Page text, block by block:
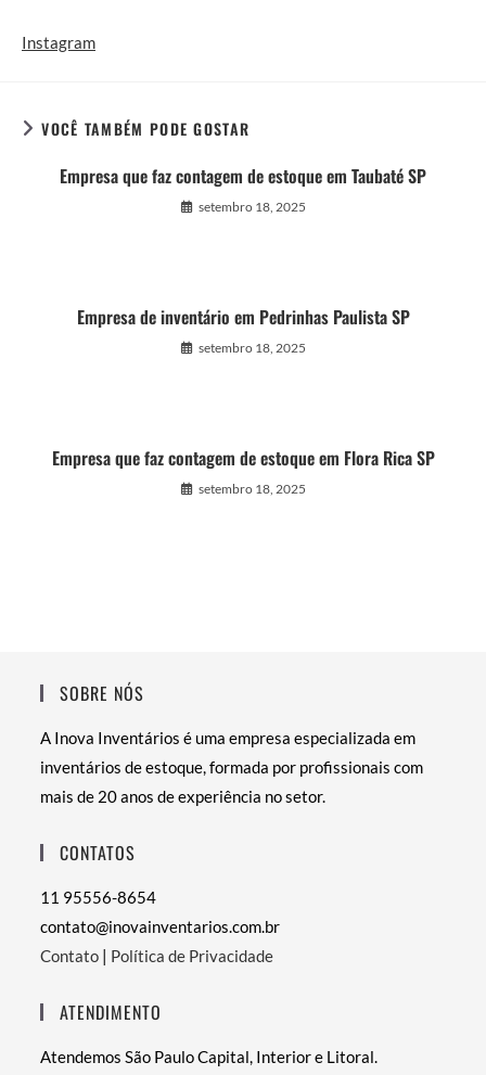
Instagram
VOCÊ TAMBÉM PODE GOSTAR
Empresa que faz contagem de estoque em Taubaté SP
setembro 18, 2025
Empresa de inventário em Pedrinhas Paulista SP
setembro 18, 2025
Empresa que faz contagem de estoque em Flora Rica SP
setembro 18, 2025
SOBRE NÓS
A Inova Inventários é uma empresa especializada em
inventários de estoque, formada por profissionais com
mais de 20 anos de experiência no setor.
CONTATOS
11 95556-8654
contato@inovainventarios.com.br
Contato | Política de Privacidade
ATENDIMENTO
Atendemos São Paulo Capital, Interior e Litoral.